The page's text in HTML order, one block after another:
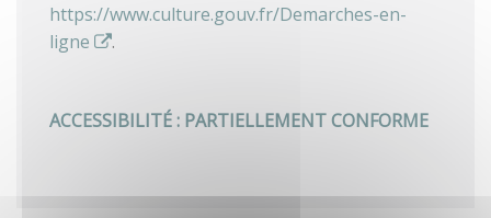
https://www.culture.gouv.fr/Demarches-en-
ligne
.
ACCESSIBILITÉ : PARTIELLEMENT CONFORME